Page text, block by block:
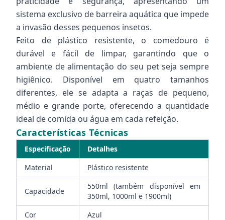
sistema exclusivo de barreira aquática que impede
a invasão desses pequenos insetos.
Feito de plástico resistente, o comedouro é
durável e fácil de limpar, garantindo que o
ambiente de alimentação do seu pet seja sempre
higiênico. Disponível em quatro tamanhos
diferentes, ele se adapta a raças de pequeno,
médio e grande porte, oferecendo a quantidade
ideal de comida ou água em cada refeição.
Características Técnicas
Especificação
Detalhes
Material
Plástico resistente
Capacidade
550ml (também disponível em
350ml, 1000ml e 1900ml)
Cor
Azul